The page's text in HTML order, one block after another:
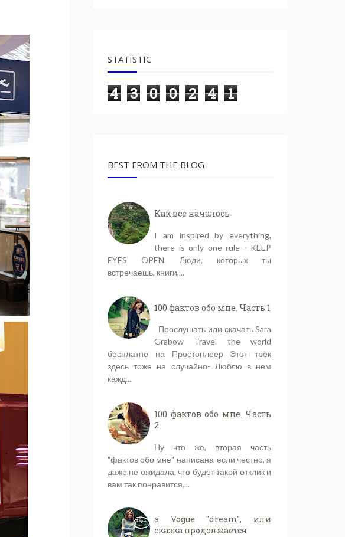
STATISTIC
4 3 0 0 2 4 1
BEST FROM THE BLOG
Как все началось
I am inspired by everything,
there is only one rule - KEEP
EYES OPEN. Люди, которых ты
встречаешь, книги,...
100 фактов обо мне. Часть 1
Прослушать или скачать Sara
Grabow Travel the world
бесплатно на Простоплеер Этот трек
здесь тоже не случайно- Люблю в нем
кажд...
100 фактов обо мне. Часть
2
Ну что же, вторая часть
"фактов обо мне" написана-если честно, я
даже не ожидала, что будет такой отклик и
вам так понравится,...
a Vogue "dream", или
сказка продолжается